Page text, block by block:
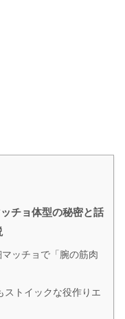
チョ体型の秘密と話
ッチョで「腕の筋肉
ストイックな役作りエ